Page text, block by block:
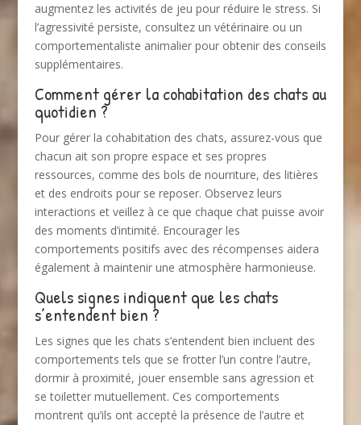
augmentez les activités de jeu pour réduire le stress. Si
l’agressivité persiste, consultez un vétérinaire ou un
comportementaliste animalier pour obtenir des conseils
supplémentaires.
Comment gérer la cohabitation des chats au
quotidien ?
Pour gérer la cohabitation des chats, assurez-vous que
chacun ait son propre espace et ses propres
ressources, comme des bols de nourriture, des litières
et des endroits pour se reposer. Observez leurs
interactions et veillez à ce que chaque chat puisse avoir
des moments d’intimité. Encourager les
comportements positifs avec des récompenses aidera
également à maintenir une atmosphère harmonieuse.
Quels signes indiquent que les chats
s’entendent bien ?
Les signes que les chats s’entendent bien incluent des
comportements tels que se frotter l’un contre l’autre,
dormir à proximité, jouer ensemble sans agression et
se toiletter mutuellement. Ces comportements
montrent qu’ils ont accepté la présence de l’autre et